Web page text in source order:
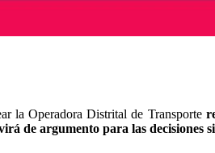
la Operadora Distrital de Transporte
de argumento para las decisiones